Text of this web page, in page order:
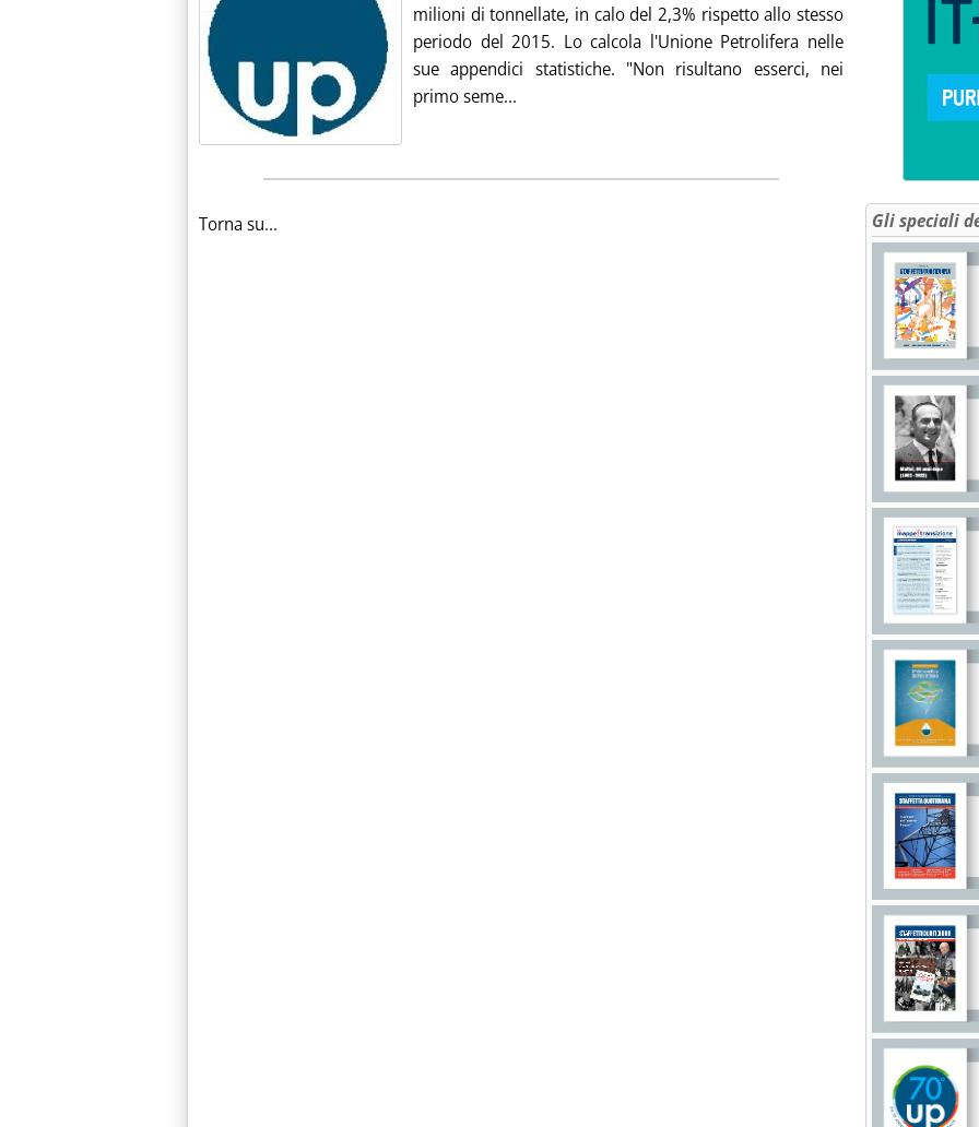
milioni di tonnellate, in calo del 2,3% rispetto allo stesso
periodo del 2015. Lo calcola l'Unione Petrolifera nelle
sue appendici statistiche. "Non risultano esserci, nei
primo seme... Leggi tutta la notizia: 'Up, lavorazioni raffinerie in calo del
Torna su... Gli speciali